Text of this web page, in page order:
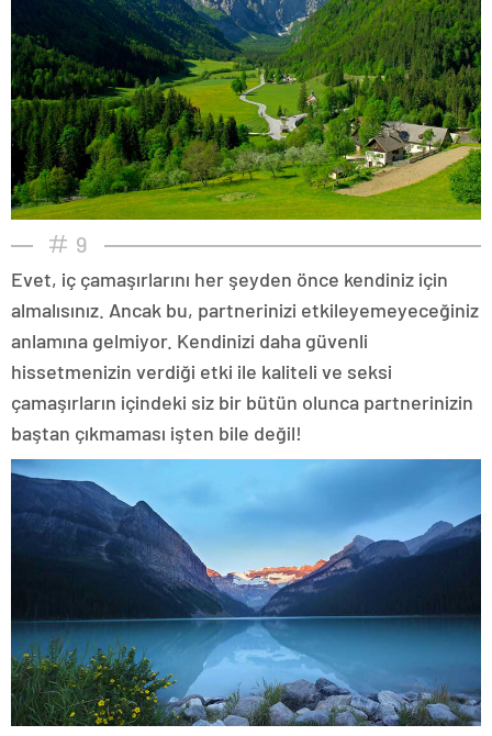
9
Evet, iç çamaşırlarını her şeyden önce kendiniz için
almalısınız. Ancak bu, partnerinizi etkileyemeyeceğiniz
anlamına gelmiyor. Kendinizi daha güvenli
hissetmenizin verdiği etki ile kaliteli ve seksi
çamaşırların içindeki siz bir bütün olunca partnerinizin
baştan çıkmaması işten bile değil!